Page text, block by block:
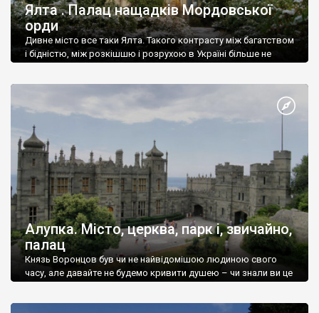
Ялта . Палац нащадків Мордовської
орди
Дивне місто все таки Ялта. Такого контрасту між багатством
і бідністю, між розкішшю і розрухою в Україні більше не
Алупка. Місто, церква, парк і, звичайно,
палац
Князь Воронцов був чи не найвідомішою людиною свого
часу, але давайте не будемо кривити душею – чи знали ви це